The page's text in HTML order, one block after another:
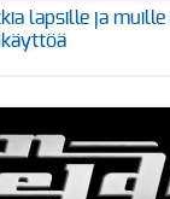
lapsille ja